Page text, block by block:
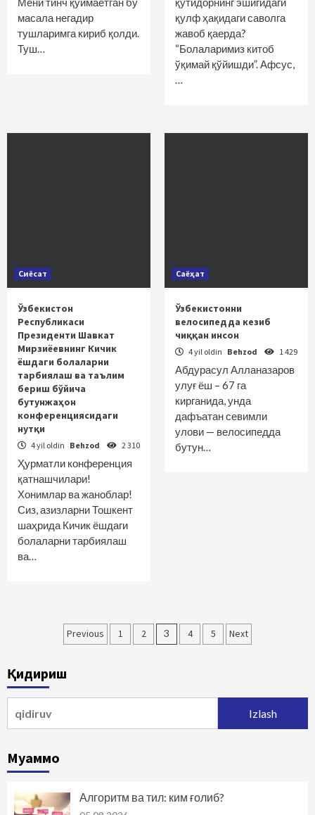
масала негадир
тушларимга кириб қолди.
Туш…
қулф ҳақидаги саволга
жавоб қаерда?
“Болаларимиз китоб
ўқимай қўйишди”. Афсус,
…
Сиёсат
Ўзбекистон
Республикаси
Президенти Шавкат
Мирзиёевнинг Кичик
ёшдаги болаларни
тарбиялаш ва таълим
бериш бўйича
бутунжаҳон
конференциясидаги
нутқи
4 yil oldin Behzod 2 310
Ҳурматли конференция
қатнашчилари!
Хонимлар ва жаноблар!
Сиз, азизларни Тошкент
шаҳрида Кичик ёшдаги
болаларни тарбиялаш
ва…
Саёҳат
Ўзбекистонни
велосипедда кезиб
чиққан инсон
4 yil oldin Behzod 1 429
Абдурасул Алланазаров
улуғ ёш – 67 га
кирганида, унда
дафъатан севимли
улови — велосипедда
бутун…
Maqolalar
harakatlanish
Previous 1 2 3 4 5 Next
Қидириш
Муаммо
Алгоритм ва тил: ким ғолиб?